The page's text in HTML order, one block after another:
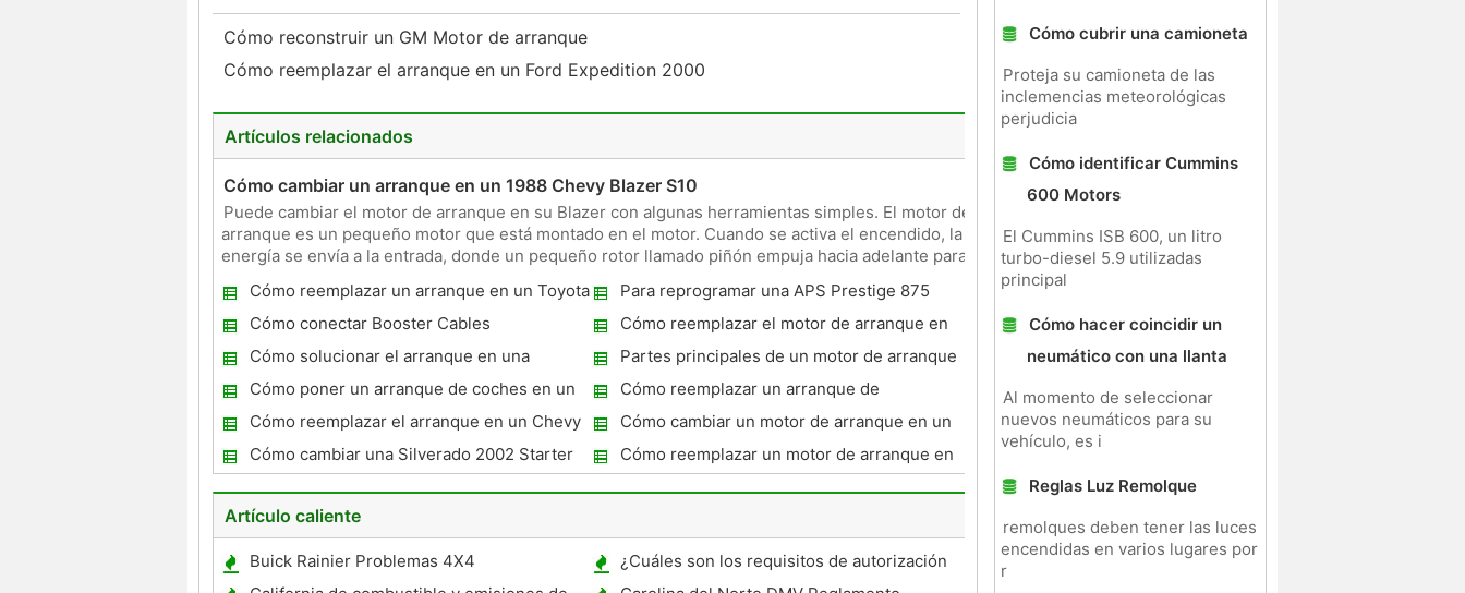
Cómo reconstruir un GM Motor de arranque
Cómo reemplazar el arranque en un Ford Expedition 2000
Artículos relacionados
Cómo cambiar un arranque en un 1988 Chevy Blazer S10
Puede cambiar el motor de arranque en su Blazer con algunas herramientas simples. El motor de
arranque es un pequeño motor que está montado en el motor. Cuando se activa el encendido, la
energía se envía a la entrada, donde un pequeño rotor llamado piñón empuja hacia adelante para
Cómo reemplazar un arranque en un Toyota
Corolla
Para reprogramar una APS Prestige 875
alarma remota?
Cómo conectar Booster Cables
Cómo reemplazar el motor de arranque en
un 5,7 Roadmaster 1995
Cómo solucionar el arranque en una
Chevrolet Silverado
Partes principales de un motor de arranque
Cómo poner un arranque de coches en un
Honda 2000
Cómo reemplazar un arranque de
motocicletas Honda Accord 1990
Cómo reemplazar el arranque en un Chevy
Cavalier 2000
Cómo cambiar un motor de arranque en un
Chevy Lumina 1992
Cómo cambiar una Silverado 2002 Starter
Cómo reemplazar un motor de arranque en
un Mitsubishi Eclipse 1998
Artículo caliente
Buick Rainier Problemas 4X4
¿Cuáles son los requisitos de autorización
para conductores Pennsylvania?
Cómo cubrir una camioneta
Proteja su camioneta de las
inclemencias meteorológicas
perjudicia
Cómo identificar Cummins
600 Motors
El Cummins ISB 600, un litro
turbo-diesel 5.9 utilizadas
principal
Cómo hacer coincidir un
neumático con una llanta
Al momento de seleccionar
nuevos neumáticos para su
vehículo, es i
Reglas Luz Remolque
remolques deben tener las luces
encendidas en varios lugares por
r